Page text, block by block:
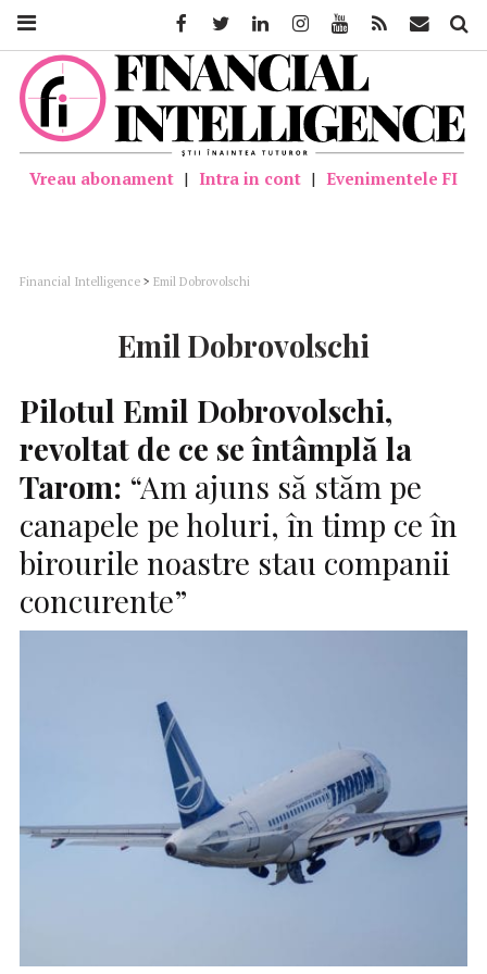
Vreau abonament | Intra in cont | Evenimentele FI
Financial Intelligence > Emil Dobrovolschi
Emil Dobrovolschi
Pilotul Emil Dobrovolschi,
revoltat de ce se întâmplă la
Tarom: “Am ajuns să stăm pe
canapele pe holuri, în timp ce în
birourile noastre stau companii
concurente”
FacebookTwitter LinkedinInstagramYoutube Feed Mail